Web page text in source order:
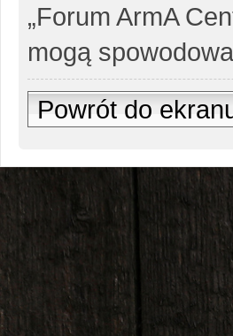
„Forum ArmA
mogą
Powrót do